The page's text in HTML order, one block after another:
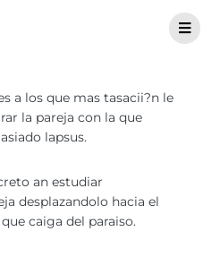
a los que mas tasacii?n le
la pareja con la que
lapsus.
an estudiar
desplazandolo hacia el
caiga del paraiso.